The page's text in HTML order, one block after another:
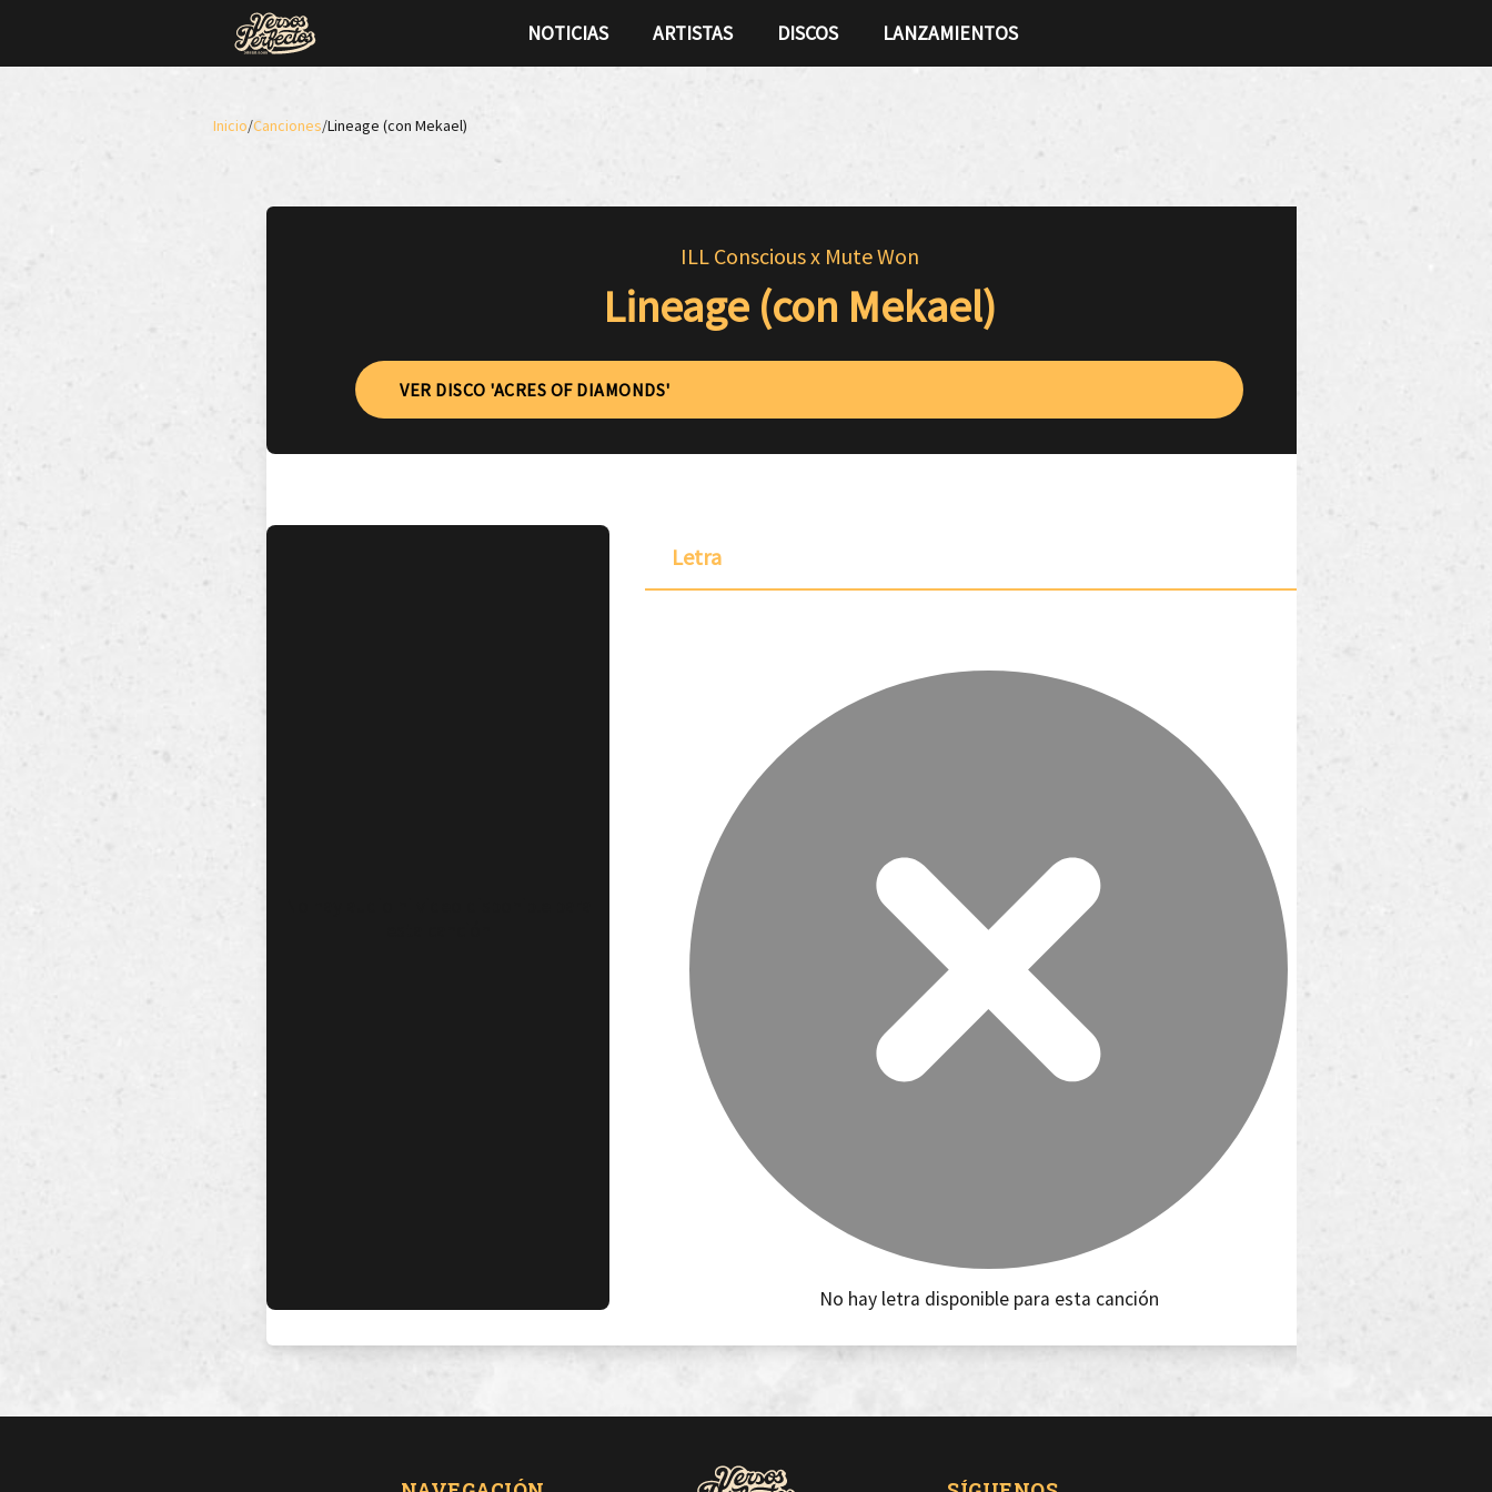
NOTICIAS ARTISTAS DISCOS LANZAMIENTOS
Inicio/Canciones/Lineage (con Mekael)
ILL Conscious x Mute Won
Lineage (con Mekael)
VER DISCO 'ACRES OF DIAMONDS'
Letra
No hay letra disponible para esta canción